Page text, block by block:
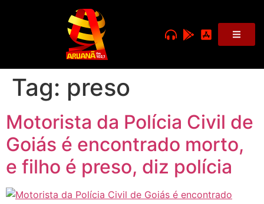
Tag: preso
Motorista da Polícia Civil de
Goiás é encontrado morto,
e filho é preso, diz polícia